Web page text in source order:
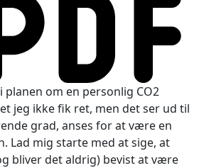
planen om en personlig CO2
jeg ikke fik ret, men det ser ud til
grad, anses for at være en
Lad mig starte med at sige, at
bliver det aldrig) bevist at være